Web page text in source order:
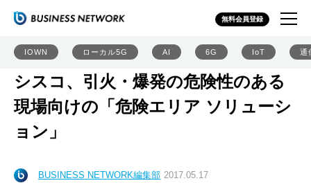
無料会員登録
IOWN ローカル5G AI 6G IoT 通
シスコ、引火・爆発の危険性のある
現場向けの「危険エリア ソリューシ
ョン」
BUSINESS NETWORK編集部 2017.05.17